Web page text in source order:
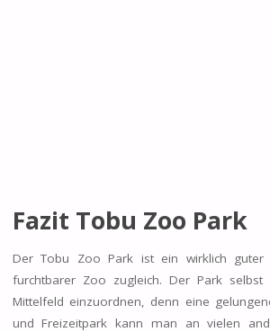
Fazit Tobu Zoo Park
Der Tobu Zoo Park ist ein wirklich guter
furchtbarer Zoo zugleich. Der Park
Mittelfeld einzuordnen, denn eine
und Freizeitpark kann man an vielen